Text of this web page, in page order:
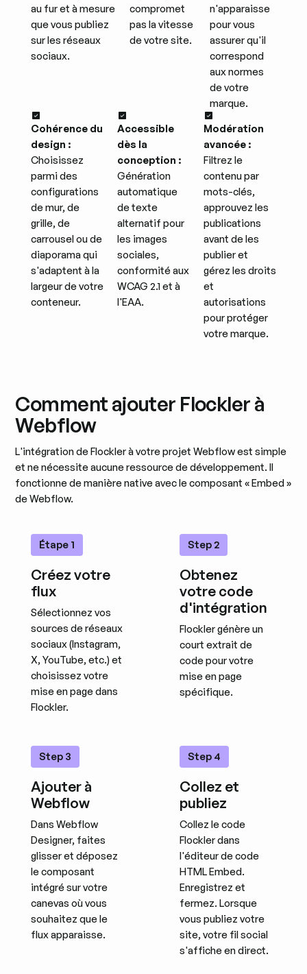
au fur et à mesure
que vous publiez
sur les réseaux
sociaux.
compromet
pas la vitesse
de votre site.
n'apparaisse
pour vous
assurer qu'il
correspond
aux normes
de votre
marque.
Cohérence du
design :
Choisissez
parmi des
configurations
de mur, de
grille, de
carrousel ou de
diaporama qui
s'adaptent à la
largeur de votre
conteneur.
Accessible
dès la
conception :
Génération
automatique
de texte
alternatif pour
les images
sociales,
conformité aux
WCAG 2.1 et à
l'EAA.
Modération
avancée :
Filtrez le
contenu par
mots-clés,
approuvez les
publications
avant de les
publier et
gérez les droits
et
autorisations
pour protéger
votre marque.
Comment ajouter Flockler à
Webflow
L'intégration de Flockler à votre projet Webflow est simple
et ne nécessite aucune ressource de développement. Il
fonctionne de manière native avec le composant « Embed »
de Webflow.
Étape 1
Créez votre
flux
Sélectionnez vos
sources de réseaux
sociaux (Instagram,
X, YouTube, etc.) et
choisissez votre
mise en page dans
Flockler.
Step 2
Obtenez
votre code
d'intégration
Flockler génère un
court extrait de
code pour votre
mise en page
spécifique.
Step 3
Ajouter à
Webflow
Dans Webflow
Designer, faites
glisser et déposez
le composant
intégré sur votre
canevas où vous
souhaitez que le
flux apparaisse.
Step 4
Collez et
publiez
Collez le code
Flockler dans
l'éditeur de code
HTML Embed.
Enregistrez et
fermez. Lorsque
vous publiez votre
site, votre fil social
s'affiche en direct.